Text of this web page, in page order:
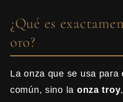
¿Qué es
oro?
La onza que se usa para
común, sino la onza troy